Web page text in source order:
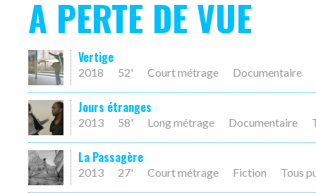
A PERTE DE VUE
Vertige
2018 52' Court métrage Documentaire
Jours étranges
2013 58' Long métrage Documentaire
La Passagère
2013 27' Court métrage Fiction Tous